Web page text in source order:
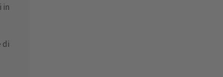
in
di